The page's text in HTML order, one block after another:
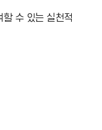
수 있는 실천적